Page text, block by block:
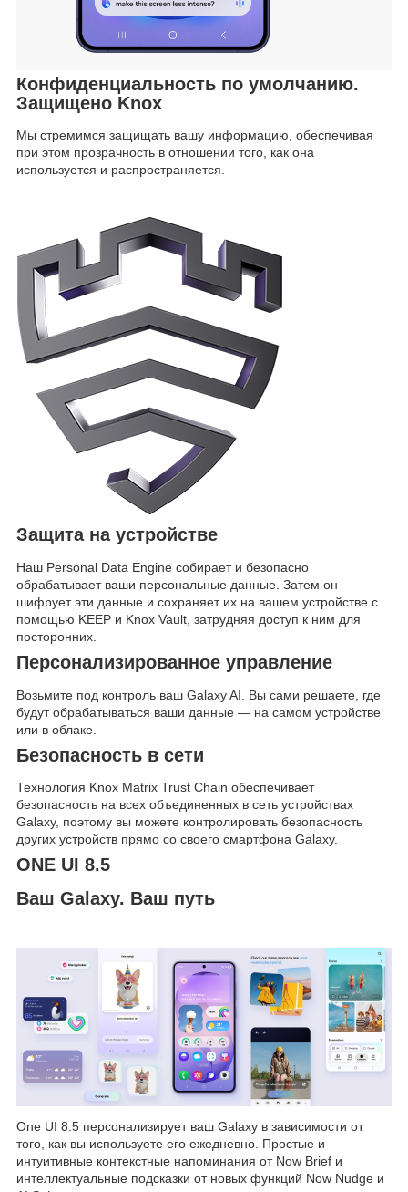
Конфиденциальность по умолчанию.
Защищено Knox
Мы стремимся защищать вашу информацию, обеспечивая
при этом прозрачность в отношении того, как она
используется и распространяется.
Защита на устройстве
Наш Personal Data Engine собирает и безопасно
обрабатывает ваши персональные данные. Затем он
шифрует эти данные и сохраняет их на вашем устройстве с
помощью KEEP и Knox Vault, затрудняя доступ к ним для
посторонних.
Персонализированное управление
Возьмите под контроль ваш Galaxy AI. Вы сами решаете, где
будут обрабатываться ваши данные — на самом устройстве
или в облаке.
Безопасность в сети
Технология Knox Matrix Trust Chain обеспечивает
безопасность на всех объединенных в сеть устройствах
Galaxy, поэтому вы можете контролировать безопасность
других устройств прямо со своего смартфона Galaxy.
ONE UI 8.5
Ваш Galaxy. Ваш путь
One UI 8.5 персонализирует ваш Galaxy в зависимости от
того, как вы используете его ежедневно. Простые и
интуитивные контекстные напоминания от Now Brief и
интеллектуальные подсказки от новых функций Now Nudge и